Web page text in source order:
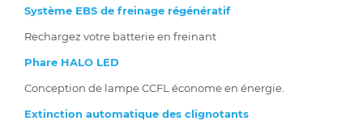
Système EBS de freinage régénératif
Rechargez votre batterie en freinant
Phare HALO LED
Conception de lampe CCFL économe en énergie.
Extinction automatique des clignotants